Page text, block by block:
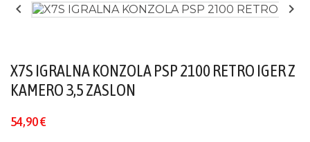
 
X7S IGRALNA KONZOLA PSP 2100 RETRO IGER Z
KAMERO 3,5 ZASLON
54,90 €